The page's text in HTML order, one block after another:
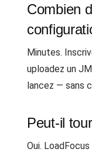
Combien
Minutes.
uploadez un
lancez — sans
Peut-il
Oui.